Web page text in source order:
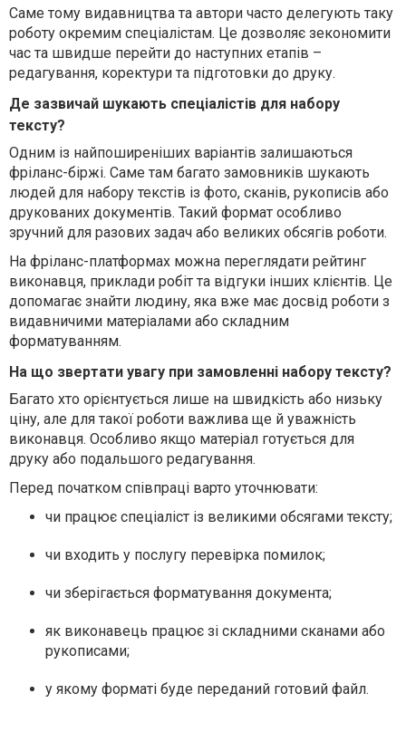
Саме тому видавництва та автори часто делегують таку
роботу окремим спеціалістам. Це дозволяє зекономити
час та швидше перейти до наступних етапів –
редагування, коректури та підготовки до друку.
Де зазвичай шукають спеціалістів для набору
тексту?
Одним із найпоширеніших варіантів залишаються
фріланс-біржі. Саме там багато замовників шукають
людей для набору текстів із фото, сканів, рукописів або
друкованих документів. Такий формат особливо
зручний для разових задач або великих обсягів роботи.
На фріланс-платформах можна переглядати рейтинг
виконавця, приклади робіт та відгуки інших клієнтів. Це
допомагає знайти людину, яка вже має досвід роботи з
видавничими матеріалами або складним
форматуванням.
На що звертати увагу при замовленні набору тексту?
Багато хто орієнтується лише на швидкість або низьку
ціну, але для такої роботи важлива ще й уважність
виконавця. Особливо якщо матеріал готується для
друку або подальшого редагування.
Перед початком співпраці варто уточнювати:
чи працює спеціаліст із великими обсягами тексту;
чи входить у послугу перевірка помилок;
чи зберігається форматування документа;
як виконавець працює зі складними сканами або
рукописами;
у якому форматі буде переданий готовий файл.